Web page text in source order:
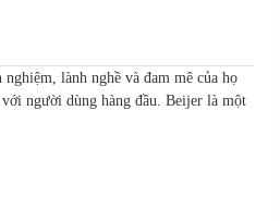
lành nghề và đam mê của họ
người dùng hàng đầu. Beijer là một